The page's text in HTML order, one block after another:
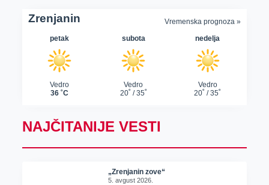
NAJČITANIJE VESTI
„Zrenjanin zove“
5. avgust 2026.